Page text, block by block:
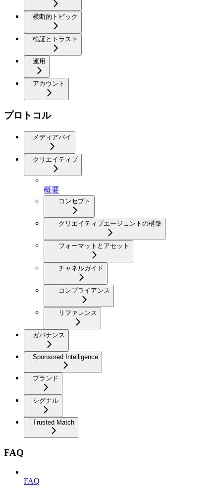
横断的トピック
検証とトラスト
運用
アカウント
プロトコル
メディアバイ
クリエイティブ
概要
コンセプト
クリエイティブエージェントの構築
フォーマットとアセット
チャネルガイド
コンプライアンス
リファレンス
ガバナンス
Sponsored Intelligence
ブランド
シグナル
Trusted Match
FAQ
FAQ